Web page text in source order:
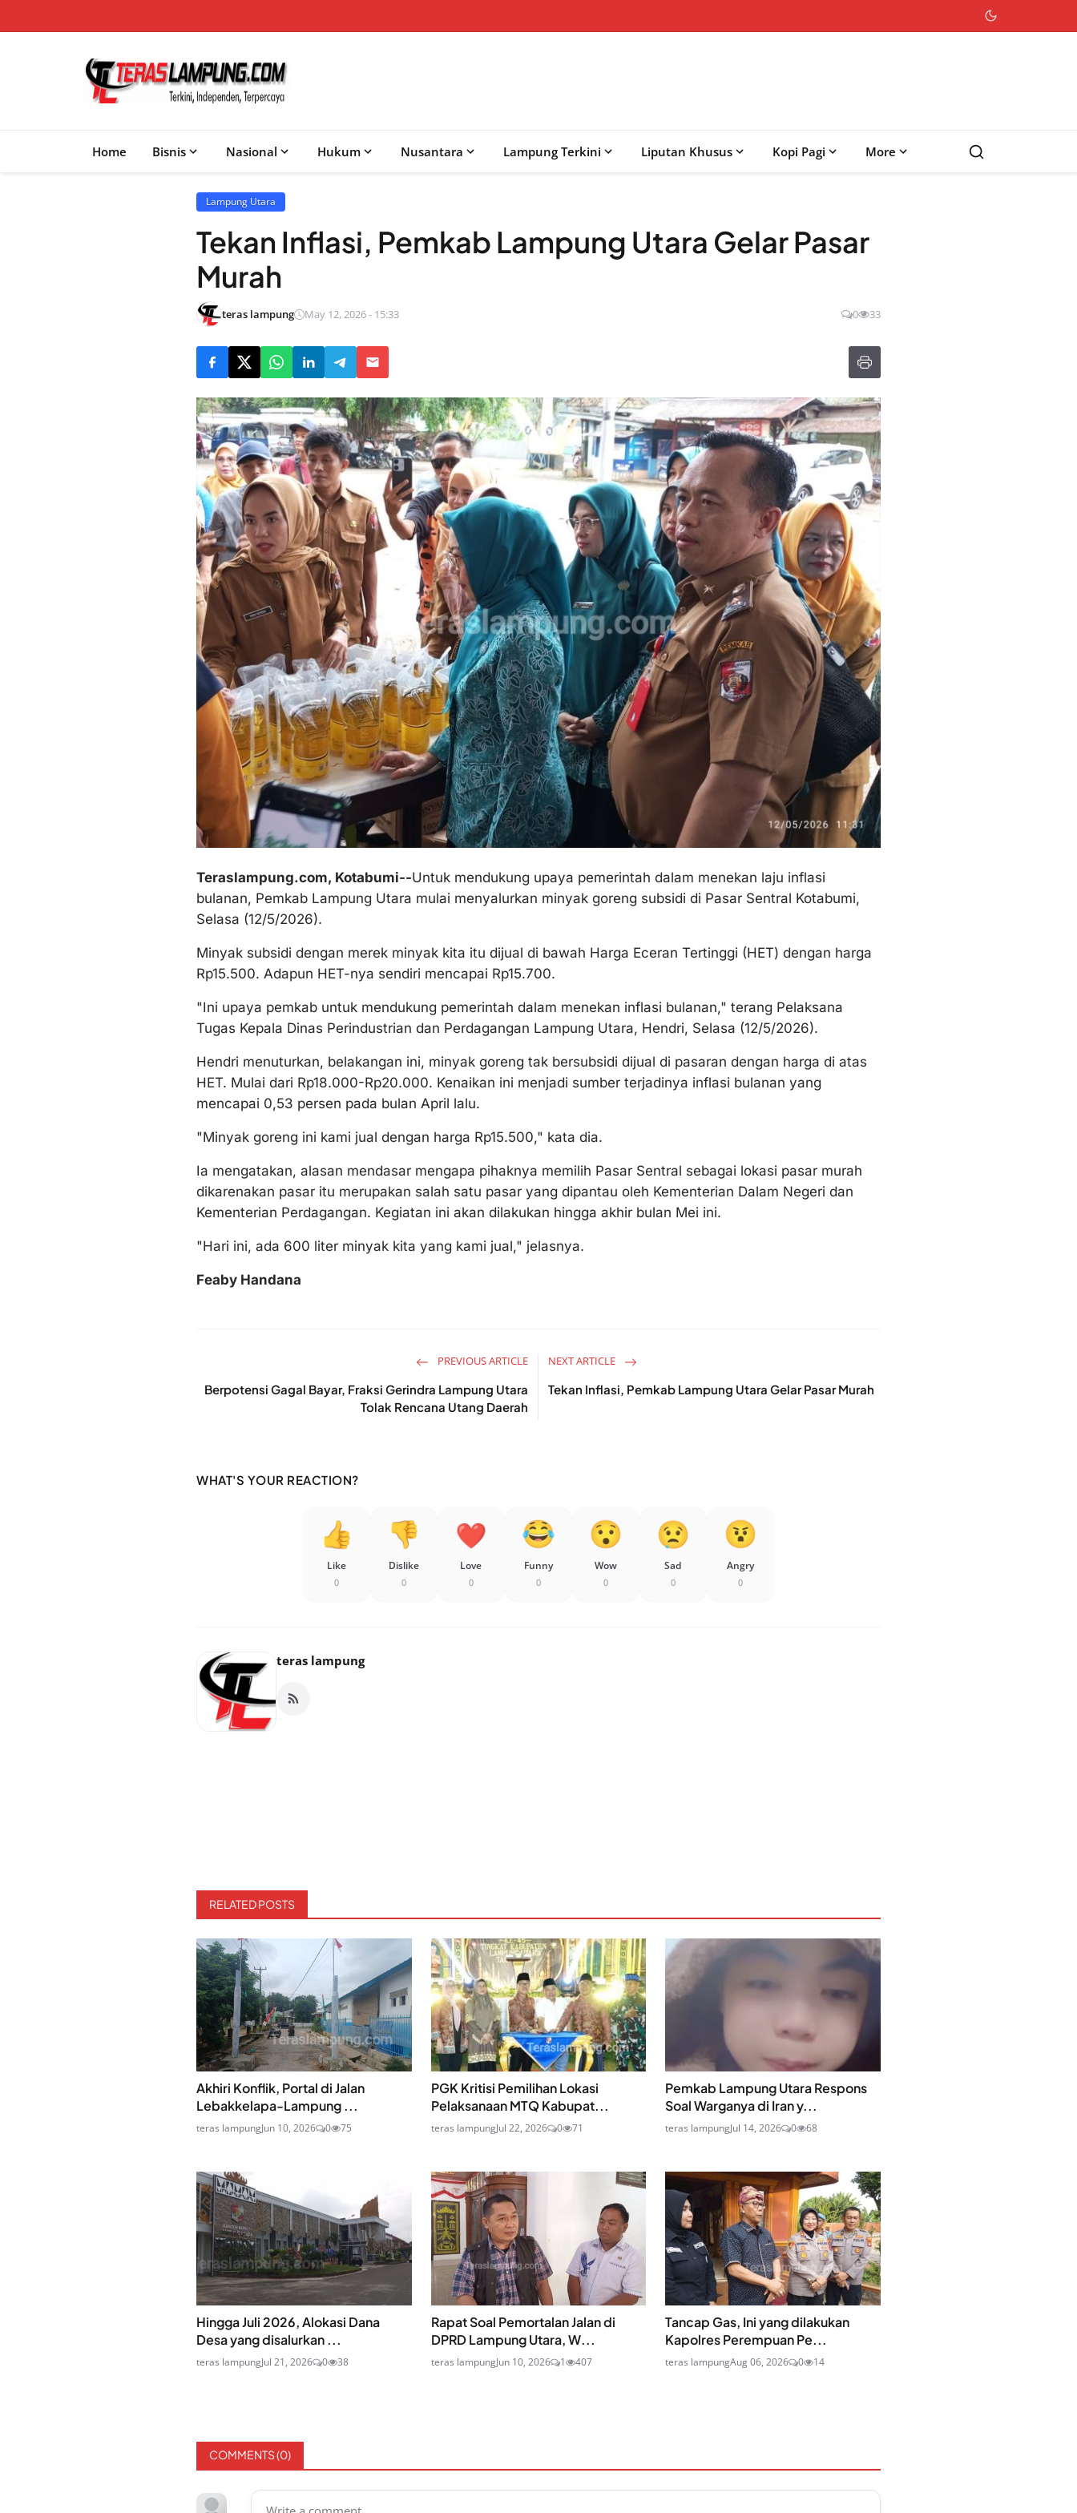
Home Bisnis Nasional Hukum Nusantara Lampung Terkini Liputan Khusus Kopi Pagi More
Lampung Utara
Tekan Inflasi, Pemkab Lampung Utara Gelar Pasar
Murah
teras lampung May 12, 2026 - 15:33 0 33
Teraslampung.com, Kotabumi--Untuk mendukung upaya pemerintah dalam menekan laju inflasi
bulanan, Pemkab Lampung Utara mulai menyalurkan minyak goreng subsidi di Pasar Sentral Kotabumi,
Selasa (12/5/2026).
Minyak subsidi dengan merek minyak kita itu dijual di bawah Harga Eceran Tertinggi (HET) dengan harga
Rp15.500. Adapun HET-nya sendiri mencapai Rp15.700.
"Ini upaya pemkab untuk mendukung pemerintah dalam menekan inflasi bulanan," terang Pelaksana
Tugas Kepala Dinas Perindustrian dan Perdagangan Lampung Utara, Hendri, Selasa (12/5/2026).
Hendri menuturkan, belakangan ini, minyak goreng tak bersubsidi dijual di pasaran dengan harga di atas
HET. Mulai dari Rp18.000-Rp20.000. Kenaikan ini menjadi sumber terjadinya inflasi bulanan yang
mencapai 0,53 persen pada bulan April lalu.
"Minyak goreng ini kami jual dengan harga Rp15.500," kata dia.
Ia mengatakan, alasan mendasar mengapa pihaknya memilih Pasar Sentral sebagai lokasi pasar murah
dikarenakan pasar itu merupakan salah satu pasar yang dipantau oleh Kementerian Dalam Negeri dan
Kementerian Perdagangan. Kegiatan ini akan dilakukan hingga akhir bulan Mei ini.
"Hari ini, ada 600 liter minyak kita yang kami jual," jelasnya.
Feaby Handana
PREVIOUS ARTICLE
Berpotensi Gagal Bayar, Fraksi Gerindra Lampung Utara
Tolak Rencana Utang Daerah
NEXT ARTICLE
Tekan Inflasi, Pemkab Lampung Utara Gelar Pasar Murah
WHAT'S YOUR REACTION?
Like
0
Dislike
0
Love
0
Funny
0
Wow
0
Sad
0
Angry
0
teras lampung
RELATED POSTS
Akhiri Konflik, Portal di Jalan
Lebakkelapa-Lampung ...
teras lampungJun 10, 2026 0 75
PGK Kritisi Pemilihan Lokasi
Pelaksanaan MTQ Kabupat...
teras lampungJul 22, 2026 0 71
Pemkab Lampung Utara Respons
Soal Warganya di Iran y...
teras lampungJul 14, 2026 0 68
Hingga Juli 2026, Alokasi Dana
Desa yang disalurkan ...
teras lampungJul 21, 2026 0 38
Rapat Soal Pemortalan Jalan di
DPRD Lampung Utara, W...
teras lampungJun 10, 2026 1 407
Tancap Gas, Ini yang dilakukan
Kapolres Perempuan Pe...
teras lampungAug 06, 2026 0 14
COMMENTS (0)